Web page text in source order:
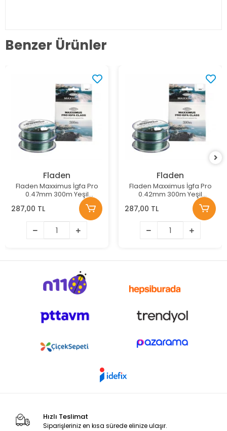
Benzer Ürünler
Fladen
Fladen Maxximus İgfa Pro
0.47mm 300m Yeşil
Monofilament Misina
287,00 TL
Fladen
Fladen Maxximus İgfa Pro
0.42mm 300m Yeşil
Monofilament Misina
287,00 TL
Hızlı Teslimat
Siparişleriniz en kısa sürede elinize ulaşır.